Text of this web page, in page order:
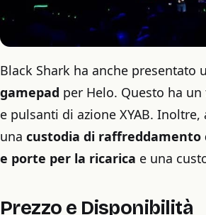
Black Shark ha anche presentato
gamepad per Helo. Questo ha
e pulsanti di azione XYAB.
una custodia di raffreddamento
e porte per la ricarica e una
Prezzo e Disponibilità